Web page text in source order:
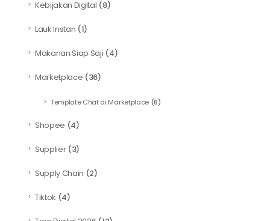
Kebijakan Digital (8)
Lauk Instan (1)
Makanan Siap Saji (4)
Marketplace (36)
Template Chat di Marketplace(6)
Shopee (4)
Supplier(3)
Supply Chain (2)
Tiktok (4)